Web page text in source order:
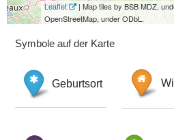
Leaflet
| Map tiles by BSB MDZ,
OpenStreetMap, under ODbL.
Symbole auf der Karte
Geburtsort